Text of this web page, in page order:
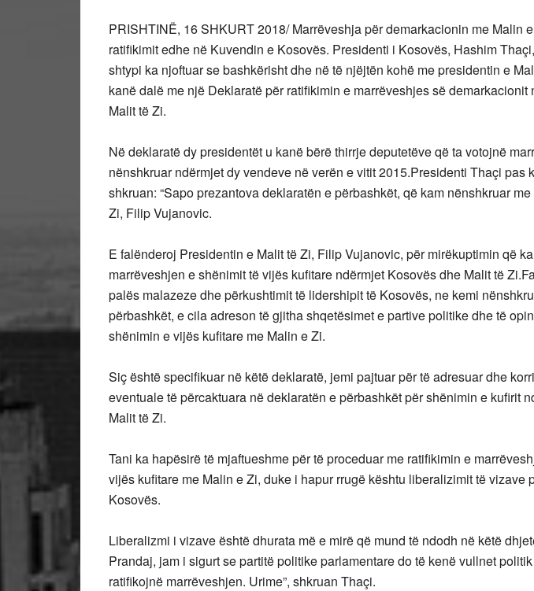
PRISHTINË, 16 SHKURT 2018/ Marrëveshja për demarkacionin me Malin
ratifikimit edhe në Kuvendin e Kosovës. Presidenti i Kosovës, Hashim
shtypi ka njoftuar se bashkërisht dhe në të njëjtën kohë me presidentin e
kanë dalë me një Deklaratë për ratifikimin e marrëveshjes së demarkacionit
Malit të Zi.
Në deklaratë dy presidentët u kanë bërë thirrje deputetëve që ta votojnë
nënshkruar ndërmjet dy vendeve në verën e vitit 2015.Presidenti Thaçi pas
shkruan: “Sapo prezantova deklaratën e përbashkët, që kam nënshkruar
Zi, Filip Vujanovic.
E falënderoj Presidentin e Malit të Zi, Filip Vujanovic, për mirëkuptimin që
marrëveshjen e shënimit të vijës kufitare ndërmjet Kosovës dhe Malit të
palës malazeze dhe përkushtimit të lidershipit të Kosovës, ne kemi
përbashkët, e cila adreson të gjitha shqetësimet e partive politike dhe të
shënimin e vijës kufitare me Malin e Zi.
Siç është specifikuar në këtë deklaratë, jemi pajtuar për të adresuar dhe
eventuale të përcaktuara në deklaratën e përbashkët për shënimin e kufirit
Malit të Zi.
Tani ka hapësirë të mjaftueshme për të proceduar me ratifikimin e
vijës kufitare me Malin e Zi, duke i hapur rrugë kështu liberalizimit të vizave
Kosovës.
Liberalizmi i vizave është dhurata më e mirë që mund të ndodh në këtë
Prandaj, jam i sigurt se partitë politike parlamentare do të kenë vullnet
ratifikojnë marrëveshjen. Urime”, shkruan Thaçi.